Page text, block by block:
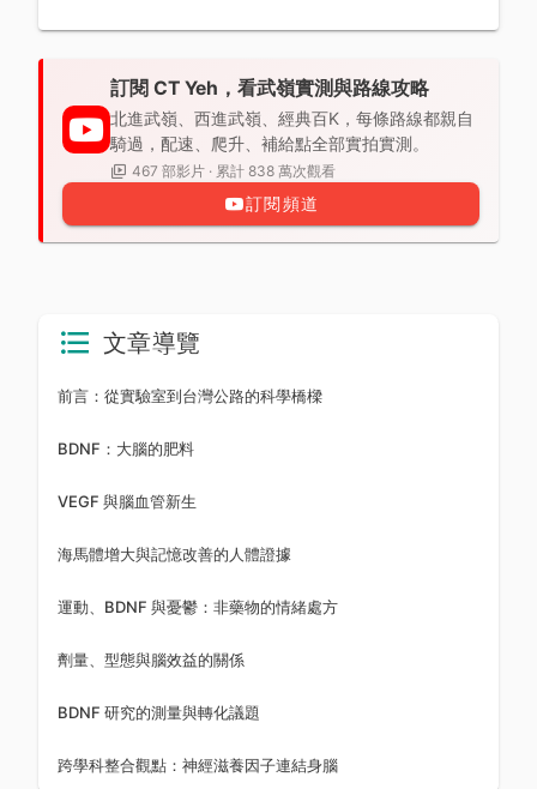
訂閱 CT Yeh，看武嶺實測與路線攻略
北進武嶺、西進武嶺、經典百K，每條路線都親自
騎過，配速、爬升、補給點全部實拍實測。
467 部影片 · 累計 838 萬次觀看
訂閱頻道
文章導覽
前言：從實驗室到台灣公路的科學橋樑
BDNF：大腦的肥料
VEGF 與腦血管新生
海馬體增大與記憶改善的人體證據
運動、BDNF 與憂鬱：非藥物的情緒處方
劑量、型態與腦效益的關係
BDNF 研究的測量與轉化議題
跨學科整合觀點：神經滋養因子連結身腦